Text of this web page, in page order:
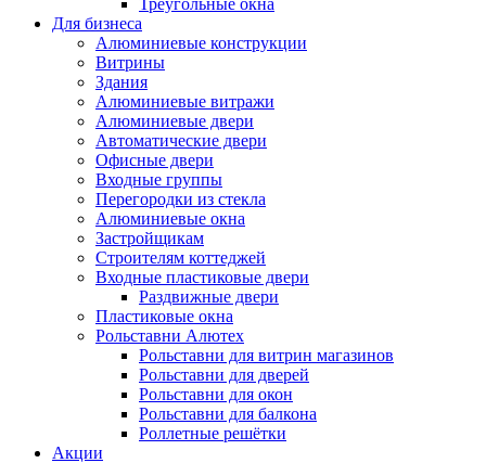
Треугольные окна
Для бизнеса
Алюминиевые конструкции
Витрины
Здания
Алюминиевые витражи
Алюминиевые двери
Автоматические двери
Офисные двери
Входные группы
Перегородки из стекла
Алюминиевые окна
Застройщикам
Строителям коттеджей
Входные пластиковые двери
Раздвижные двери
Пластиковые окна
Рольставни Алютех
Рольставни для витрин магазинов
Рольставни для дверей
Рольставни для окон
Рольставни для балкона
Роллетные решётки
Акции